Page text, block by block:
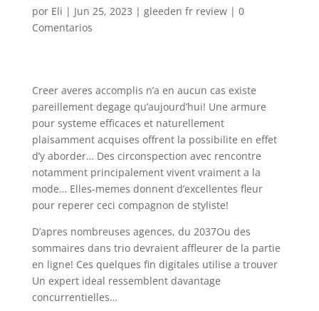
por Eli | Jun 25, 2023 | gleeden fr review| 0
Comentarios
Creer averes accomplis n’a en aucun cas existe
pareillement degage qu’aujourd’hui! Une armure
pour systeme efficaces et naturellement
plaisamment acquises offrent la possibilite en effet
d’y aborder… Des circonspection avec rencontre
notamment principalement vivent vraiment a la
mode… Elles-memes donnent d’excellentes fleur
pour reperer ceci compagnon de styliste!
D’apres nombreuses agences, du 2037Ou des
sommaires dans trio devraient affleurer de la partie
en ligne! Ces quelques fin digitales utilise a trouver
Un expert ideal ressemblent davantage
concurrentielles…